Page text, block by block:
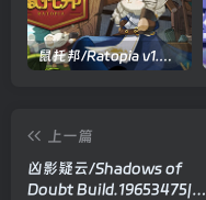
鼠托邦/Ratopia v1.0.0530|策略模拟|容量2.9GB|官方中文版
上一篇
凶影疑云/Shadows of
Doubt Build.19653475|解